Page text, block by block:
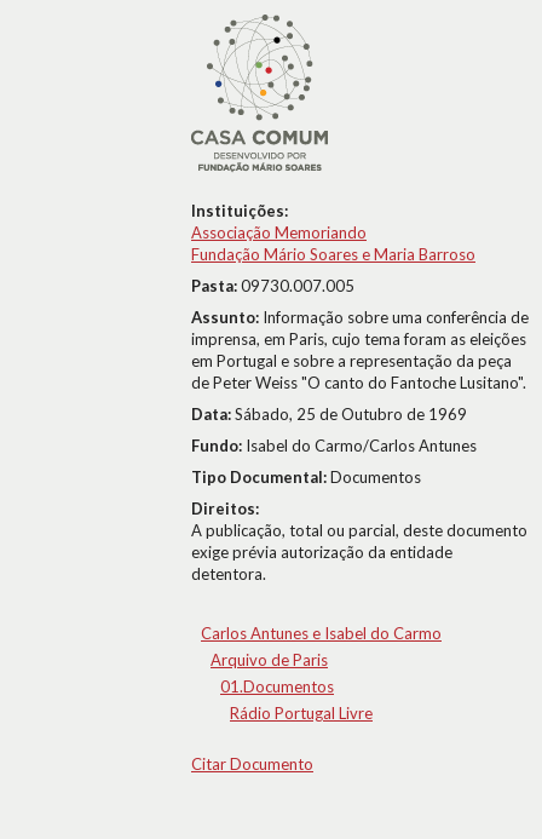
Instituições:
Associação Memoriando
Fundação Mário Soares e Maria Barroso
Pasta:09730.007.005
Assunto: Informação sobre uma conferência de
imprensa, em Paris, cujo tema foram as eleições
em Portugal e sobre a representação da peça
de Peter Weiss "O canto do Fantoche Lusitano".
Data:Sábado, 25 de Outubro de 1969
Fundo: Isabel do Carmo/Carlos Antunes
Tipo Documental:Documentos
Direitos:
A publicação, total ou parcial, deste documento
exige prévia autorização da entidade
detentora.
Carlos Antunes e Isabel do Carmo
Arquivo de Paris
01.Documentos
Rádio Portugal Livre
Citar Documento